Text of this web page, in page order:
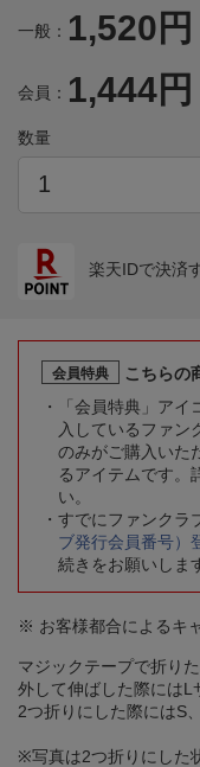
一般： 1,520円
会員： 1,444円
数量
楽天IDで決済
会員特典
こちらの
「会員特典」ア
入しているファン
のみがご購入いた
るアイテムです。
い。
すでにファンクラ
ブ発行会員番号）
続きをお願いしま
※ お客様都合によるキ
マジックテープで折り
外して伸ばした際にはL
2つ折りにした際にはS
※写真は2つ折りにした